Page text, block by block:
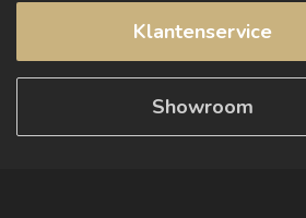
Klantenservice
Showroom